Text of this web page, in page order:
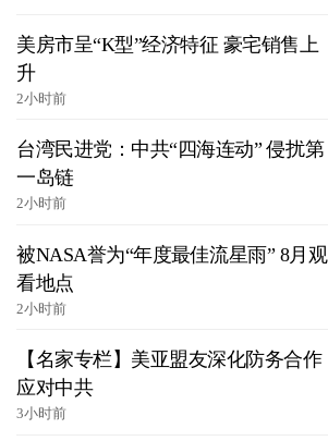
美房市呈“K型”经济特征 豪宅销售上
升
2小时前
台湾民进党：中共“四海连动” 侵扰第
一岛链
2小时前
被NASA誉为“年度最佳流星雨” 8月观
看地点
2小时前
【名家专栏】美亚盟友深化防务合作
应对中共
3小时前